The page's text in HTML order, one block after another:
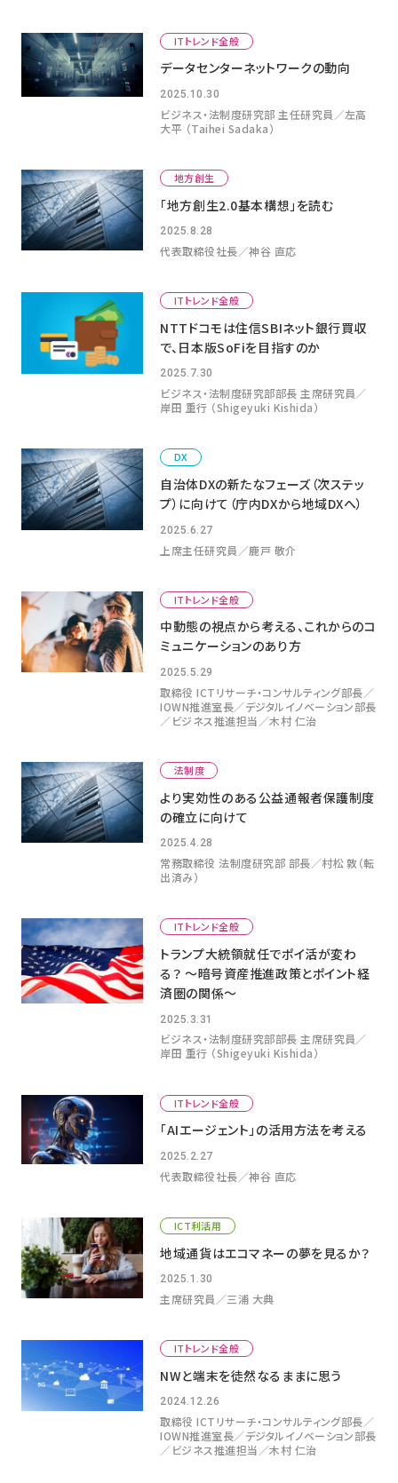
ITトレンド全般
データセンターネットワークの動向
2025.10.30
ビジネス・法制度研究部 主任研究員／左高
大平 （Taihei Sadaka）
地方創生
「地方創生2.0基本構想」を読む
2025.8.28
代表取締役社長／神谷 直応
ITトレンド全般
NTTドコモは住信SBIネット銀行買収
で、日本版SoFiを目指すのか
2025.7.30
ビジネス・法制度研究部部長 主席研究員／
岸田 重行 （Shigeyuki Kishida）
DX
自治体DXの新たなフェーズ（次ステッ
プ）に向けて（庁内DXから地域DXへ）
2025.6.27
上席主任研究員／鹿戸 敬介
ITトレンド全般
中動態の視点から考える、これからのコ
ミュニケーションのあり方
2025.5.29
取締役 ICTリサーチ・コンサルティング部⻑／
IOWN推進室⻑／デジタルイノベーション部⻑
／ビジネス推進担当／木村 仁治
法制度
より実効性のある公益通報者保護制度
の確立に向けて
2025.4.28
常務取締役 法制度研究部 部長／村松 敦（転
出済み）
ITトレンド全般
トランプ大統領就任でポイ活が変わ
る？ ～暗号資産推進政策とポイント経
済圏の関係～
2025.3.31
ビジネス・法制度研究部部長 主席研究員／
岸田 重行 （Shigeyuki Kishida）
ITトレンド全般
「AIエージェント」の活用方法を考える
2025.2.27
代表取締役社長／神谷 直応
ICT利活用
地域通貨はエコマネーの夢を見るか？
2025.1.30
主席研究員／三浦 大典
ITトレンド全般
NWと端末を徒然なるままに思う
2024.12.26
取締役 ICTリサーチ・コンサルティング部⻑／
IOWN推進室⻑／デジタルイノベーション部⻑
／ビジネス推進担当／木村 仁治